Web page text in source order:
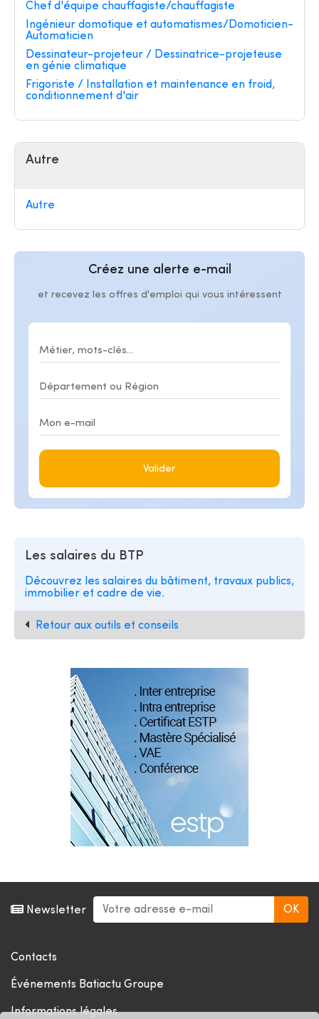
Chef d'équipe chauffagiste/chauffagiste
Ingénieur domotique et automatismes/Domoticien-
Automaticien
Dessinateur-projeteur / Dessinatrice-projeteuse
en génie climatique
Frigoriste / Installation et maintenance en froid,
conditionnement d'air
Autre
Autre
Créez une alerte e-mail
et recevez les offres d'emploi qui vous intéressent
Valider
Les salaires du BTP
Découvrez les salaires du bâtiment, travaux publics,
immobilier et cadre de vie.
Retour aux outils et conseils
Newsletter
Contacts
Événements Batiactu Groupe
Informations légales